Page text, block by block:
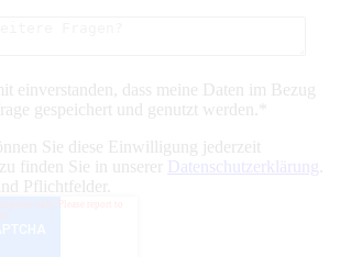
einverstanden, dass meine Daten im Bezug
gespeichert und genutzt werden.
Sie diese Einwilligung jederzeit
finden Sie in unserer
Datenschutzerklärung
Pflichtfelder.